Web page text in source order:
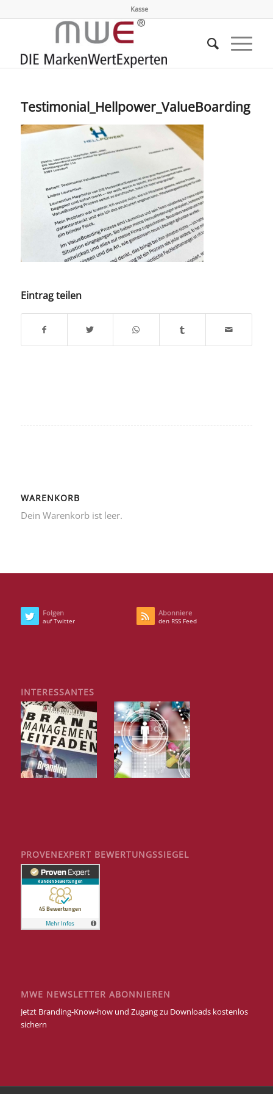
Kasse
Testimonial_Hellpower_ValueBoarding
Eintrag teilen
WARENKORB
Dein Warenkorb ist leer.
Folgen
auf Twitter
Abonniere
den RSS Feed
INTERESSANTES
PROVENEXPERT BEWERTUNGSSIEGEL
MWE NEWSLETTER ABONNIEREN
Jetzt Branding-Know-how und Zugang zu Downloads kostenlos
sichern